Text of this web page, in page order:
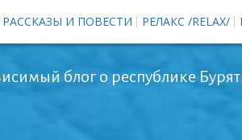
И ПОВЕСТИ РЕЛАКС /RELAX/
блог о республике